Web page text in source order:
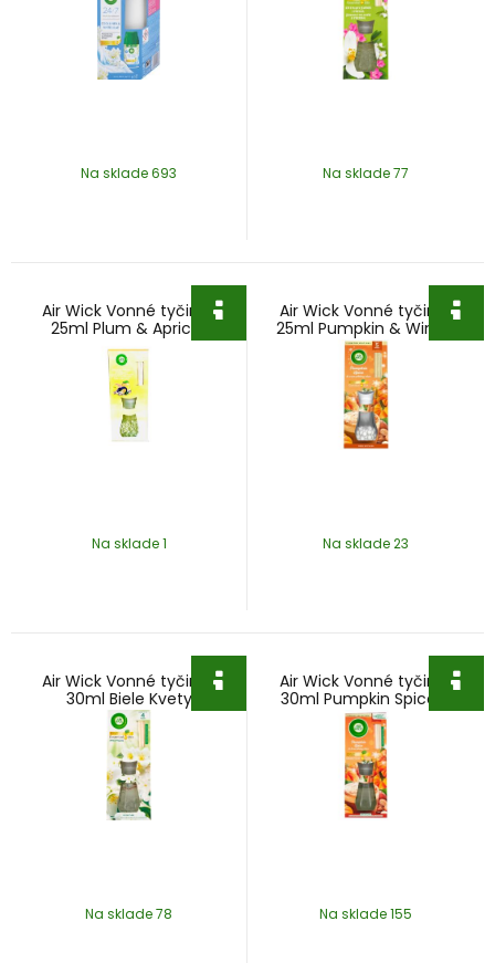
Na sklade 693 Na sklade 77
Air Wick Vonné tyčinky
25ml Plum & Apricot
Blossoms
Na sklade 1
Air Wick Vonné tyčinky
25ml Pumpkin & Winter
Spice
Na sklade 23
Air Wick Vonné tyčinky
30ml Biele Kvety
Na sklade 78
Air Wick Vonné tyčinky
30ml Pumpkin Spice a
Everything Nice
Na sklade 155